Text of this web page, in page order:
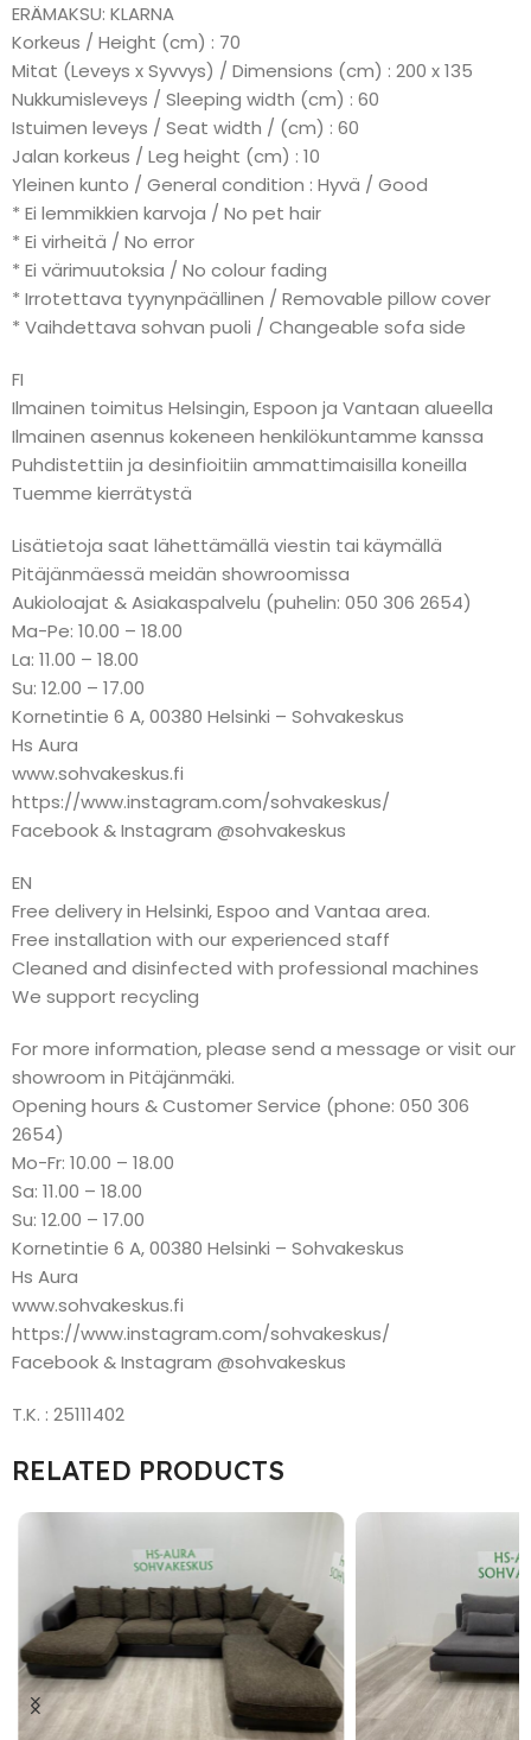
ERÄMAKSU: KLARNA
Korkeus / Height (cm) : 70
Mitat (Leveys x Syvvys) / Dimensions (cm) : 200 x 135
Nukkumisleveys / Sleeping width (cm) : 60
Istuimen leveys / Seat width / (cm) : 60
Jalan korkeus / Leg height (cm) : 10
Yleinen kunto / General condition : Hyvä / Good
* Ei lemmikkien karvoja / No pet hair
* Ei virheitä / No error
* Ei värimuutoksia / No colour fading
* Irrotettava tyynynpäällinen / Removable pillow cover
* Vaihdettava sohvan puoli / Changeable sofa side
FI
Ilmainen toimitus Helsingin, Espoon ja Vantaan alueella
Ilmainen asennus kokeneen henkilökuntamme kanssa
Puhdistettiin ja desinfioitiin ammattimaisilla koneilla
Tuemme kierrätystä
Lisätietoja saat lähettämällä viestin tai käymällä
Pitäjänmäessä meidän showroomissa
Aukioloajat & Asiakaspalvelu (puhelin: 050 306 2654)
Ma-Pe: 10.00 – 18.00
La: 11.00 – 18.00
Su: 12.00 – 17.00
Kornetintie 6 A, 00380 Helsinki – Sohvakeskus
Hs Aura
www.sohvakeskus.fi
https://www.instagram.com/sohvakeskus/
Facebook & Instagram @sohvakeskus
EN
Free delivery in Helsinki, Espoo and Vantaa area.
Free installation with our experienced staff
Cleaned and disinfected with professional machines
We support recycling
For more information, please send a message or visit our
showroom in Pitäjänmäki.
Opening hours & Customer Service (phone: 050 306
2654)
Mo-Fr: 10.00 – 18.00
Sa: 11.00 – 18.00
Su: 12.00 – 17.00
Kornetintie 6 A, 00380 Helsinki – Sohvakeskus
Hs Aura
www.sohvakeskus.fi
https://www.instagram.com/sohvakeskus/
Facebook & Instagram @sohvakeskus
T.K. : 25111402
RELATED PRODUCTS